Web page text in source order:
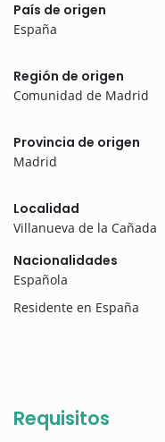
País de origen
España
Región de origen
Comunidad de Madrid
Provincia de origen
Madrid
Localidad
Villanueva de la Cañada
Nacionalidades
Española
Residente en España
Requisitos